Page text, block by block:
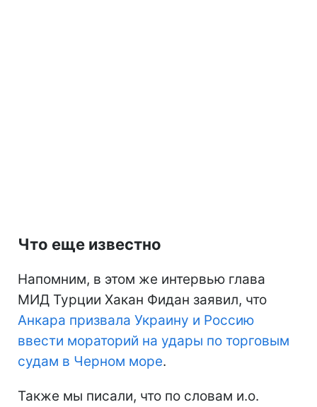
Что еще известно
Напомним, в этом же интервью глава
МИД Турции Хакан Фидан заявил, что
Анкара призвала Украину и Россию
ввести мораторий на удары по торговым
судам в Черном море.
Также мы писали, что по словам и.о.